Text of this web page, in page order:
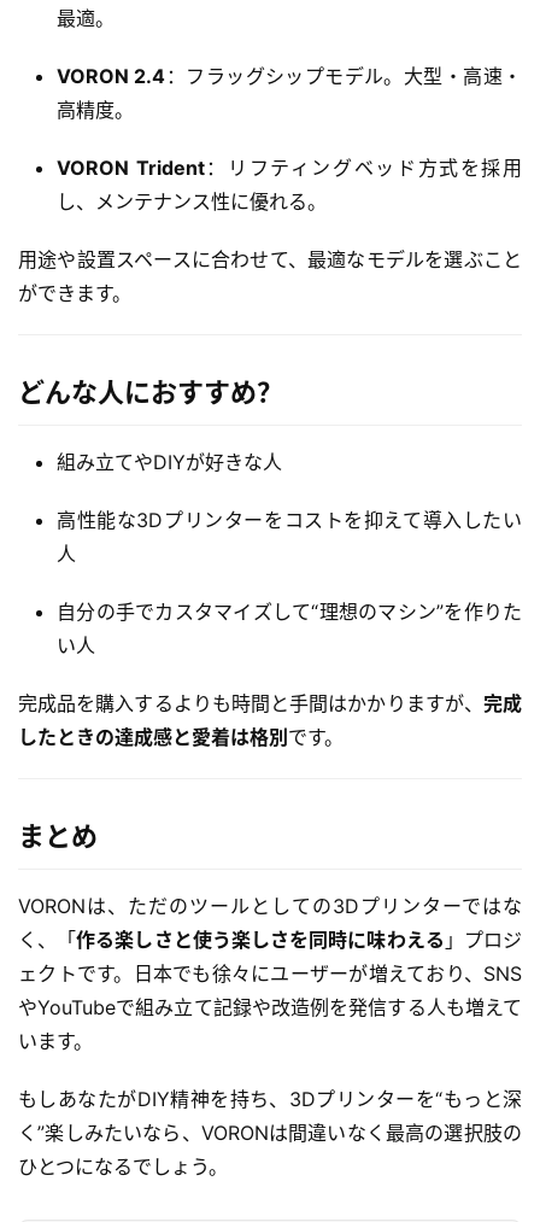
D
ン
ー
ビ
A
ー
セ
活
用
問
合
せ
最適。
VORON 2.4 ：フラッグシップモデル。大型・高速・
高精度。
VORON Trident：リフティングベッド方式を採用
し、メンテナンス性に優れる。
用途や設置スペースに合わせて、最適なモデルを選ぶこと
ができます。
どんな人におすすめ？
組み立てやDIYが好きな人
高性能な3Dプリンターをコストを抑えて導入したい
人
自分の手でカスタマイズして“理想のマシン”を作りた
い人
完成品を購入するよりも時間と手間はかかりますが、 完成
したときの達成感と愛着は格別です。
まとめ
VORONは、ただのツールとしての3Dプリンターではな
く、「作る楽しさと使う楽しさを同時に味わえる 」プロジ
ェクトです。日本でも徐々にユーザーが増えており、SNS
やYouTubeで組み立て記録や改造例を発信する人も増えて
います。
もしあなたがDIY精神を持ち、3Dプリンターを“もっと深
く”楽しみたいなら、VORONは間違いなく最高の選択肢の
ひとつになるでしょう。